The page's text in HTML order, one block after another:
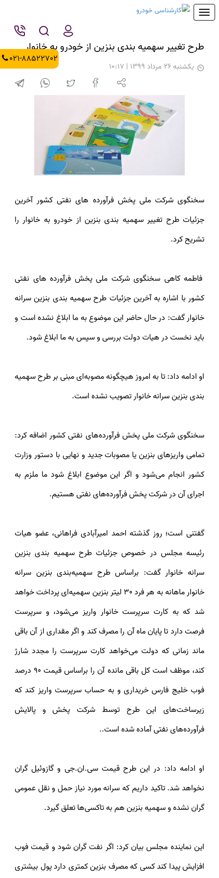
Toggle
021-88522702
طرح تغییر سهمیه بندی بنزین از خودرو به خانوار
يكشنبه 26 مرداد 1399 | 10:17
سخنگوی شرکت ملی پخش فرآورده های نفتی کشور آخرین
جزئیات طرح تغییر سهمیه بندی بنزین از خودرو به خانوار را
تشریح کرد.
فاطمه کاهی سخنگوی شرکت ملی پخش فرآورده های نفتی
کشور با اشاره به آخرین جزئیات طرح سهمیه بندی بنزین سرانه
خانوار گفت: در حال حاضر این موضوع به ما ابلاغ نشده است و
باید نخست در هیات دولت بررسی و سپس به ما ابلاغ شود.
او ادامه داد: تا به امروز هیچگونه مصوبه‌ای مبنی بر طرح سهمیه
بندی بنزین سرانه خانوار تصویب نشده است.
سخنگوی شرکت ملی پخش فرآورده‌های نفتی کشور اضافه کرد:
تمامی واریز‌های بنزین یا مصوبات جدید و نهایی با دستور وزارت
کشور انجام می‌شود و اگر این موضوع ابلاغ شود ما ملزم به
اجرای آن در شرکت پخش فرآورده‌های نفتی هستیم.
گفتنی است؛ روز گذشته احمد امیرآبادی فراهانی، عضو هیات
رئیسه مجلس در خصوص جزئیات طرح سهمیه بندی بنزین
سرانه خانوار گفت: براساس طرح سهمیه‌بندی بنزین سرانه
خانوار ماهانه به هر فرد 30 لیتر بنزین سهمیه‌ای پرداخت خواهد
شد که به کارت سرپرست خانوار واریز می‌شود، و سرپرست
فرصت دارد تا پایان ماه آن را مصرف کند و اگر مقداری از آن باقی
ماند زمانی که دولت می‌خواهد کارت سرپرست را مجدد شارژ
کند، موظف است کل باقی مانده آن را براساس قیمت 90 درصد
فوب خلیج فارس خریداری و به حساب سرپرست واریز کند که
زیرساخت‌های این طرح توسط شرکت پخش و پالایش
فرآورده‌های نفتی آماده شده است..
او ادامه داد: در این طرح قیمت سی.ان.جی و گازوئیل گران
نخواهد شد. تاکید داریم که سرانه مورد نیاز حمل و نقل عمومی
گران نشده و سهمیه بنزین هم به تاکسی‌ها تعلق گیرد.
این نماینده مجلس بیان کرد: اگر نفت گران شود و قیمت فوب
افزایش پیدا کند کسی که مصرف بنزین کمتری دارد پول بیشتری